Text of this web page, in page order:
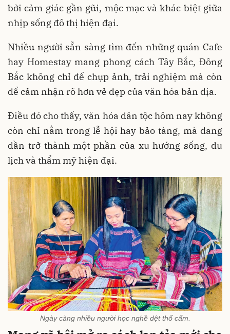
bởi cảm giác gần gũi, mộc mạc và khác biệt giữa
nhịp sống đô thị hiện đại.
Nhiều người sẵn sàng tìm đến những quán Cafe
hay Homestay mang phong cách Tây Bắc, Đông
Bắc không chỉ để chụp ảnh, trải nghiệm mà còn
để cảm nhận rõ hơn vẻ đẹp của văn hóa bản địa.
Điều đó cho thấy, văn hóa dân tộc hôm nay không
còn chỉ nằm trong lễ hội hay bảo tàng, mà đang
dần trở thành một phần của xu hướng sống, du
lịch và thẩm mỹ hiện đại.
Ngày càng nhiều người học nghề dệt thổ cẩm.